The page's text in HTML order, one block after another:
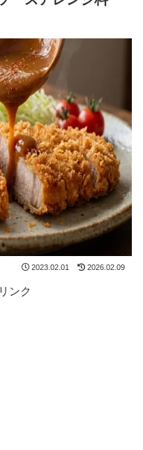
2023.02.01 2026.02.09
ンク